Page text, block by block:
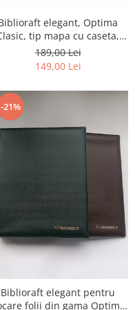
elegant, Optima
tip mapa cu caseta,
diferite culori
189,00 Lei
149,00 Lei
-21%
Biblioraft elegant pentru
folii din gama Optima,